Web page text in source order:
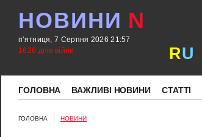
НОВИНИ N
п'ятниця, 7 Серпня 2026 21:57
1626 днів війни
RU
ГОЛОВНА ВАЖЛИВІ НОВИНИ СТАТТІ
ГОЛОВНА НОВИНИ